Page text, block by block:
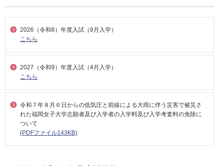
2026（令和8）年度入試（9月入学）
こちら
2027（令和9）年度入試（4月入学）
こちら
令和７年８月６日からの低気圧と前線による大雨に伴う災害で被災さ
れた福岡女子大学志願者及び入学者の入学料及び入学考査料の免除に
ついて
(PDFファイル143KB)